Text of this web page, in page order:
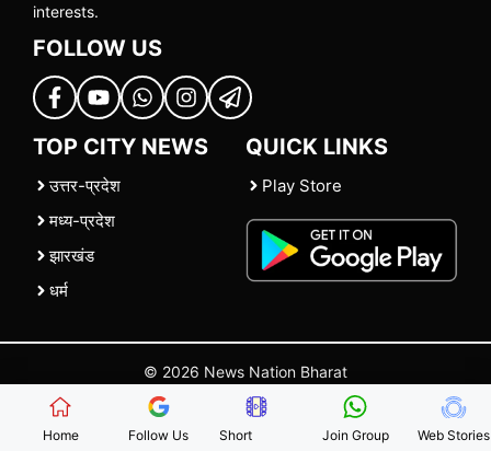
interests.
FOLLOW US
TOP CITY NEWS
उत्तर-प्रदेश
मध्य-प्रदेश
झारखंड
धर्म
QUICK LINKS
Play Store
© 2026 News Nation Bharat
| |Contact Us |Policies Terms and Conditions
Home Follow Us Short Join Group Web Stories